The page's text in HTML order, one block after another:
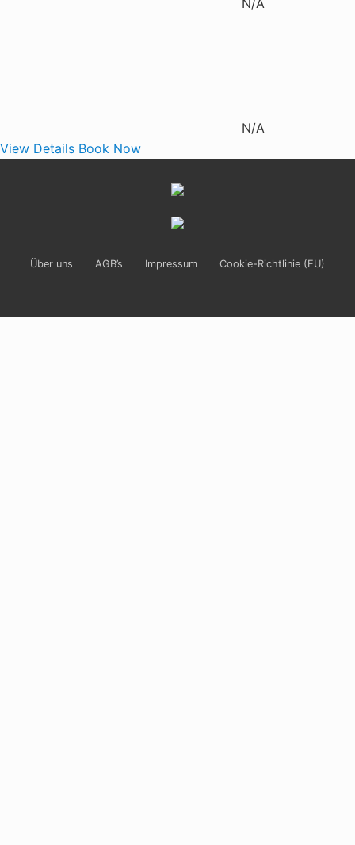
N/A
N/A
View Details Book Now
Über uns AGB’s Impressum Cookie-Richtlinie (EU)